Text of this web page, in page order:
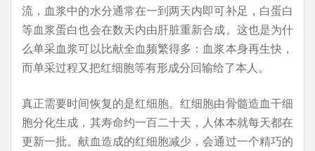
流，血浆中的水分通常在一到两天内即可补足，白蛋白
等血浆蛋白也会在数天内由肝脏重新合成。这也是为什
么单采血浆可以比献全血频繁得多：血浆本身再生快，
而单采过程又把红细胞等有形成分回输给了本人。
真正需要时间恢复的是红细胞。红细胞由骨髓造血干细
胞分化生成，其寿命约一百二十天，人体本就每天都在
更新一批。献血造成的红细胞减少，会通过一个精巧的